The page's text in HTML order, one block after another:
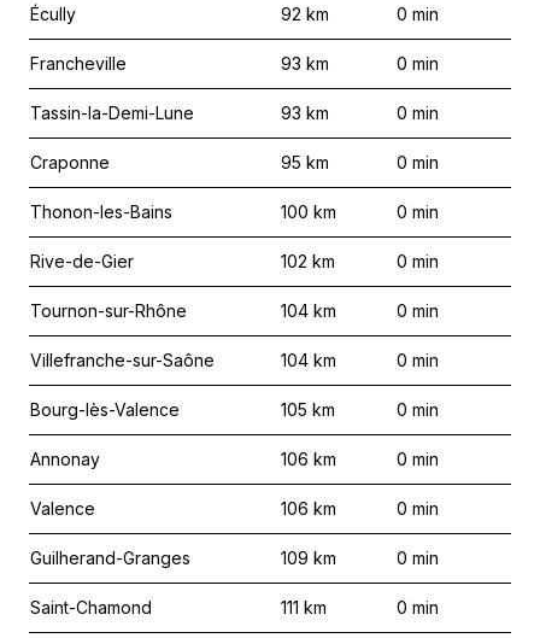
Écully 92 km 0 min
Francheville 93 km 0 min
Tassin-la-Demi-Lune 93 km 0 min
Craponne 95 km 0 min
Thonon-les-Bains 100 km 0 min
Rive-de-Gier 102 km 0 min
Tournon-sur-Rhône 104 km 0 min
Villefranche-sur-Saône 104 km 0 min
Bourg-lès-Valence 105 km 0 min
Annonay 106 km 0 min
Valence 106 km 0 min
Guilherand-Granges 109 km 0 min
Saint-Chamond 111 km 0 min